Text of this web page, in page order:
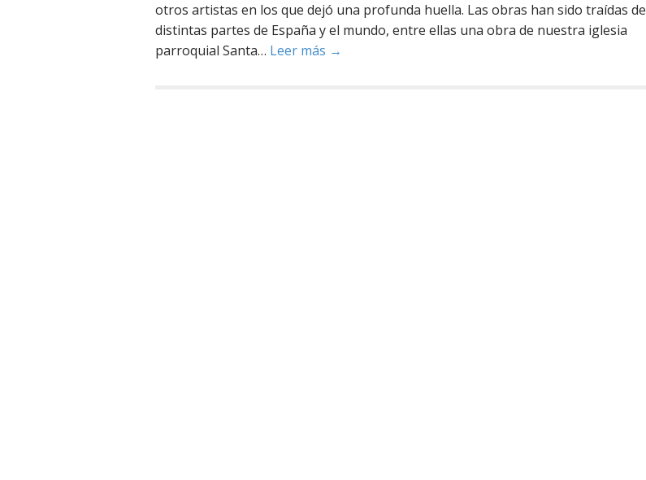
otros artistas en los que dejó una profunda huella. Las obras han sido traídas de
distintas partes de España y el mundo, entre ellas una obra de nuestra iglesia
parroquial Santa… Leer más →